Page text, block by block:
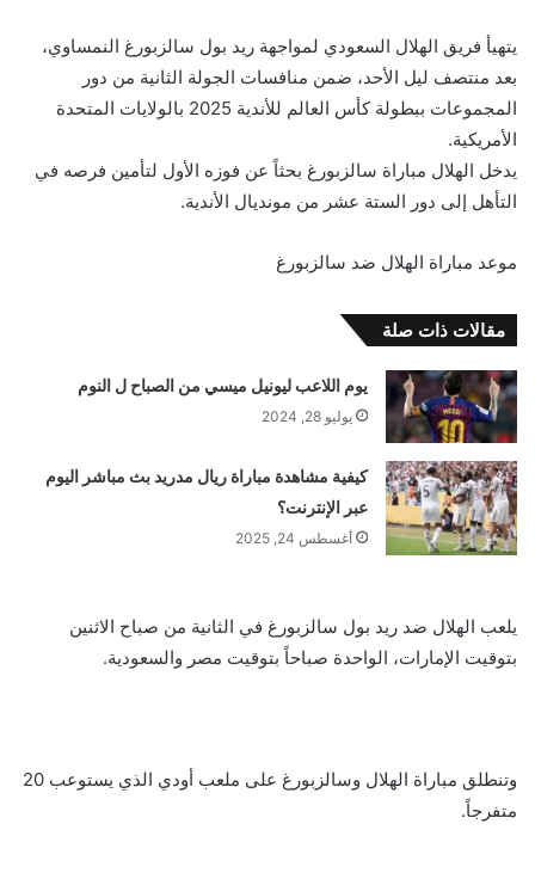
يتهيأ فريق الهلال السعودي لمواجهة ريد بول سالزبورغ النمساوي،
بعد منتصف ليل الأحد، ضمن منافسات الجولة الثانية من دور
المجموعات ببطولة كأس العالم للأندية 2025 بالولايات المتحدة
الأمريكية.
يدخل الهلال مباراة سالزبورغ بحثاً عن فوزه الأول لتأمين فرصه في
التأهل إلى دور الستة عشر من مونديال الأندية.
موعد مباراة الهلال ضد سالزبورغ
مقالات ذات صلة
يوم اللاعب ليونيل ميسي من الصباح ل النوم
يوليو 28, 2024
كيفية مشاهدة مباراة ريال مدريد بث مباشر اليوم
عبر الإنترنت؟
أغسطس 24, 2025
يلعب الهلال ضد ريد بول سالزبورغ في الثانية من صباح الاثنين
بتوقيت الإمارات، الواحدة صباحاً بتوقيت مصر والسعودية.
وتنطلق مباراة الهلال وسالزبورغ على ملعب أودي الذي يستوعب 20
متفرجاً.